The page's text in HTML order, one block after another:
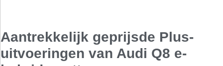
Aantrekkelijk geprijsde Plus-
uitvoeringen van Audi Q8 e-